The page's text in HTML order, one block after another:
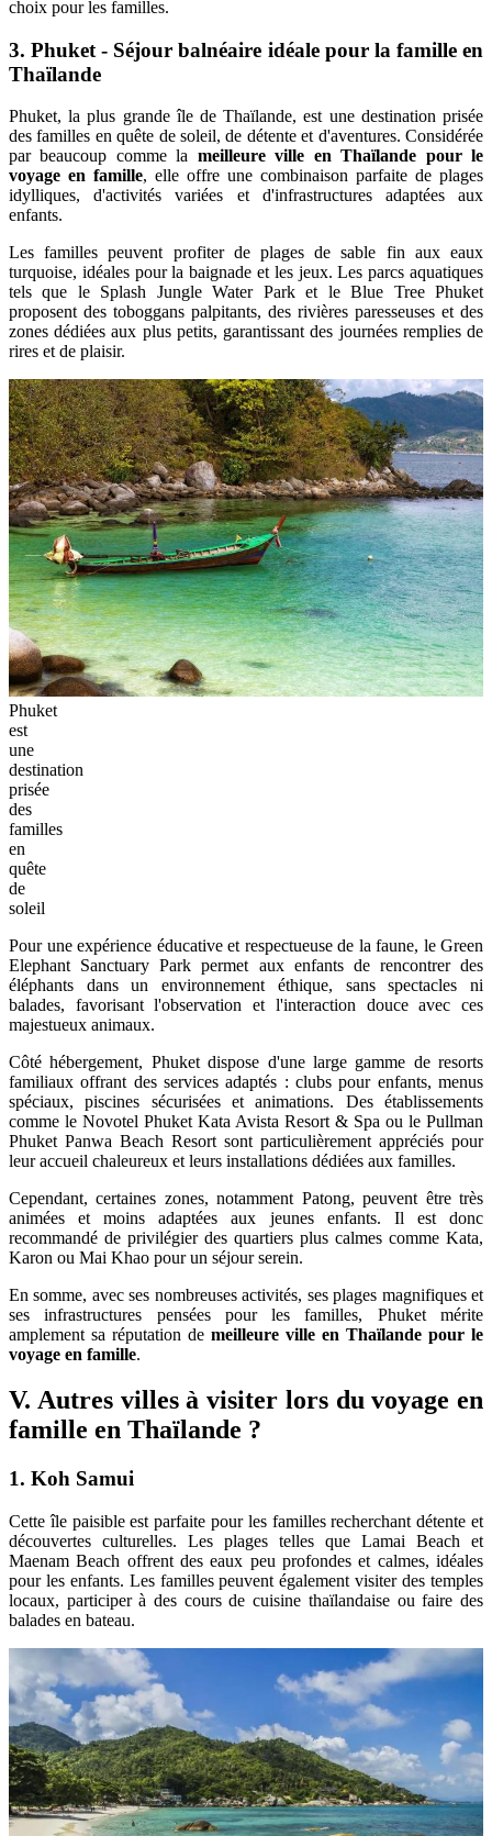
choix pour les familles.
3. Phuket - Séjour balnéaire idéale pour la famille en
Thaïlande
Phuket, la plus grande île de Thaïlande, est une destination prisée
des familles en quête de soleil, de détente et d'aventures. Considérée
par beaucoup comme la meilleure ville en Thaïlande pour le
voyage en famille, elle offre une combinaison parfaite de plages
idylliques, d'activités variées et d'infrastructures adaptées aux
enfants.
Les familles peuvent profiter de plages de sable fin aux eaux
turquoise, idéales pour la baignade et les jeux. Les parcs aquatiques
tels que le Splash Jungle Water Park et le Blue Tree Phuket
proposent des toboggans palpitants, des rivières paresseuses et des
zones dédiées aux plus petits, garantissant des journées remplies de
rires et de plaisir.
Phuket
est
une
destination
prisée
des
familles
en
quête
de
soleil
Pour une expérience éducative et respectueuse de la faune, le Green
Elephant Sanctuary Park permet aux enfants de rencontrer des
éléphants dans un environnement éthique, sans spectacles ni
balades, favorisant l'observation et l'interaction douce avec ces
majestueux animaux.
Côté hébergement, Phuket dispose d'une large gamme de resorts
familiaux offrant des services adaptés : clubs pour enfants, menus
spéciaux, piscines sécurisées et animations. Des établissements
comme le Novotel Phuket Kata Avista Resort & Spa ou le Pullman
Phuket Panwa Beach Resort sont particulièrement appréciés pour
leur accueil chaleureux et leurs installations dédiées aux familles.
Cependant, certaines zones, notamment Patong, peuvent être très
animées et moins adaptées aux jeunes enfants. Il est donc
recommandé de privilégier des quartiers plus calmes comme Kata,
Karon ou Mai Khao pour un séjour serein.
En somme, avec ses nombreuses activités, ses plages magnifiques et
ses infrastructures pensées pour les familles, Phuket mérite
amplement sa réputation de meilleure ville en Thaïlande pour le
voyage en famille.
V. Autres villes à visiter lors du voyage en
famille en Thaïlande ?
1. Koh Samui
Cette île paisible est parfaite pour les familles recherchant détente et
découvertes culturelles. Les plages telles que Lamai Beach et
Maenam Beach offrent des eaux peu profondes et calmes, idéales
pour les enfants. Les familles peuvent également visiter des temples
locaux, participer à des cours de cuisine thaïlandaise ou faire des
balades en bateau.